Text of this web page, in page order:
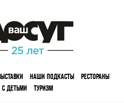
НАШИ ПОДКАСТЫ
РЕСТОРАНЫ
С ДЕТЬМИ ТУРИЗМ